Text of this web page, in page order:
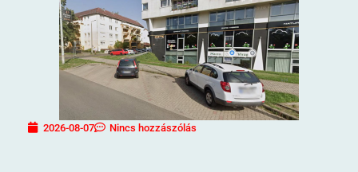
2026-08-07 Nincs hozzászólás